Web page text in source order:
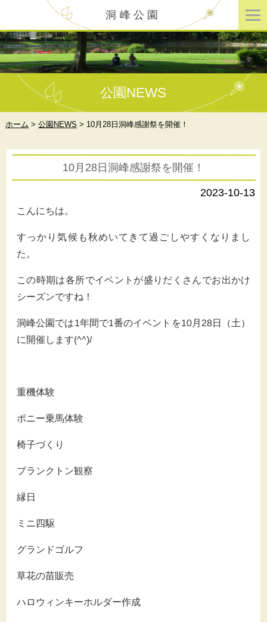
洞峰公園
公園NEWS
ホーム > 公園NEWS > 10月28日洞峰感謝祭を開催！
10月28日洞峰感謝祭を開催！
2023-10-13
こんにちは。
すっかり気候も秋めいてきて過ごしやすくなりまし
た。
この時期は各所でイベントが盛りだくさんでお出かけ
シーズンですね！
洞峰公園では1年間で1番のイベントを10月28日（土）
に開催します(^^)/
重機体験
ポニー乗馬体験
椅子づくり
プランクトン観察
縁日
ミニ四駆
グランドゴルフ
草花の苗販売
ハロウィンキーホルダー作成